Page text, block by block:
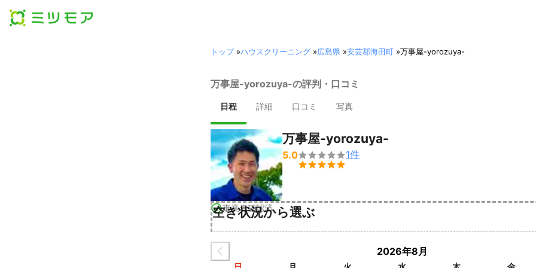
トップ»ハウスクリーニング »広島県 »安芸郡海田町 »万事屋-yorozuya-
万事屋-yorozuya-の評判・口コミ
日程 詳細 口コミ 写真
事業者確認済
万事屋-yorozuya-
5.0

1件
空き状況から選ぶ
2026年8月